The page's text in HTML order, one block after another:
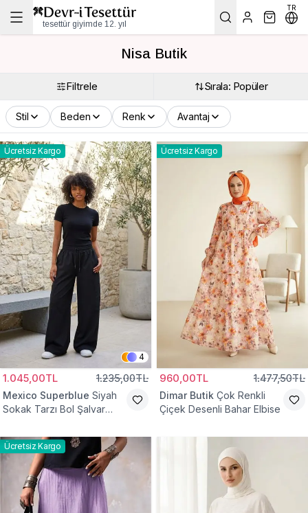
tesettür giyimde 12. yıl
TR
Nisa Butik
Filtrele Sırala: Popüler
Stil Beden Renk Avantaj
Ücretsiz Kargo
4
1.045,00TL 1.235,00TL
Mexico Superblue Siyah
Sokak Tarzı Bol Şalvar
Ücretsiz Kargo
960,00TL 1.477,50TL
Dimar Butik Çok Renkli
Çiçek Desenli Bahar Elbise
Ücretsiz Kargo